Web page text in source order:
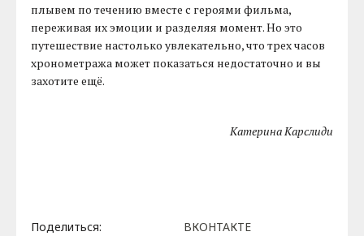
плывем по течению вместе с героями фильма,
переживая их эмоции и разделяя момент. Но это
путешествие настолько увлекательно, что трех часов
хронометража может показаться недостаточно и вы
захотите ещё.
Катерина Карслиди
Поделиться:
ВКОНТАКТЕ